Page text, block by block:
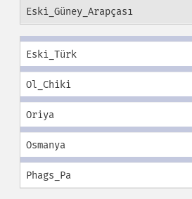
Eski_Güney_Arapçası
Eski_Türk
Ol_Chiki
Oriya
Osmanya
Phags_Pa